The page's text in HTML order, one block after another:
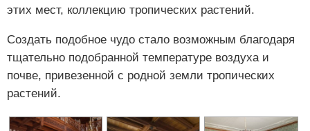
этих мест, коллекцию тропических растений.
Создать подобное чудо стало возможным благодаря
тщательно подобранной температуре воздуха и
почве, привезенной с родной земли тропических
растений.